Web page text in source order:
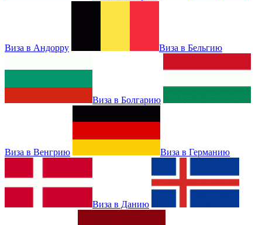
Виза в Андорру Виза в Бельгию
Виза в Болгарию
Виза в Венгрию Виза в Германию
Виза в Данию